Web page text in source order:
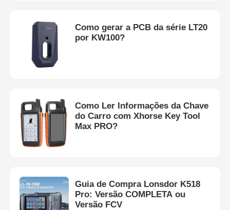
Como gerar a PCB da série LT20
por KW100?
Como Ler Informações da Chave
do Carro com Xhorse Key Tool
Max PRO?
Guia de Compra Lonsdor K518
Pro: Versão COMPLETA ou
Versão FCV